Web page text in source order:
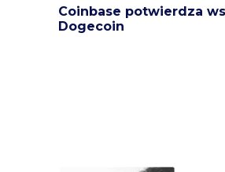
Coinbase potwierdza
Dogecoin